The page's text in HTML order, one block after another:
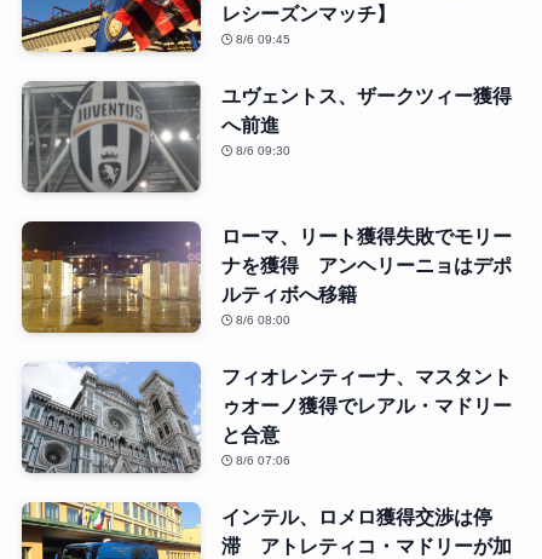
レシーズンマッチ】
8/6 09:45
ユヴェントス、ザークツィー獲得
へ前進
8/6 09:30
ローマ、リート獲得失敗でモリー
ナを獲得 アンヘリーニョはデポ
ルティボへ移籍
8/6 08:00
フィオレンティーナ、マスタント
ゥオーノ獲得でレアル・マドリー
と合意
8/6 07:06
インテル、ロメロ獲得交渉は停
滞 アトレティコ・マドリーが加